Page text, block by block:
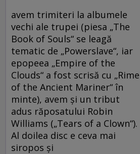
avem trimiteri la albumele
vechi ale trupei (piesa „The
Book of Souls“ se leagă
tematic de „Powerslave“, iar
epopeea „Empire of the
Clouds“ a fost scrisă cu „Rime
of the Ancient Mariner“ în
minte), avem şi un tribut
adus răposatului Robin
Williams („Tears of a Clown“).
Al doilea disc e ceva mai
siropos şi